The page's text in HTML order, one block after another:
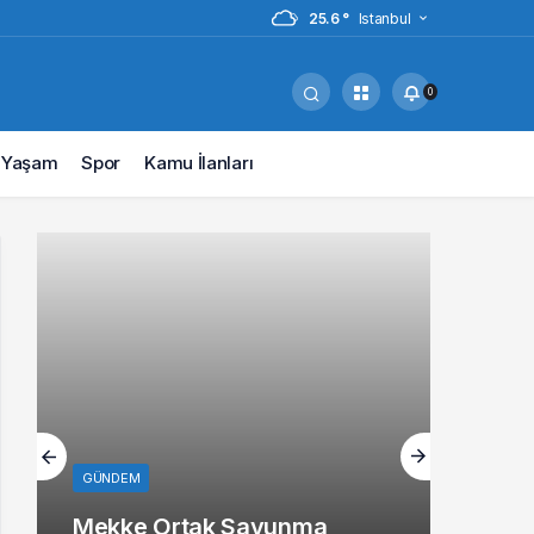
25.6 ° Istanbul
0
Yaşam Spor Kamu İlanları
GÜNDEM
Mekke Ortak Savunma